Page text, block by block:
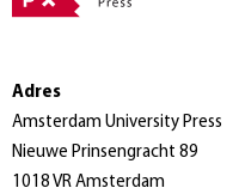
Adres
Amsterdam University Press
Nieuwe Prinsengracht 89
1018 VR Amsterdam